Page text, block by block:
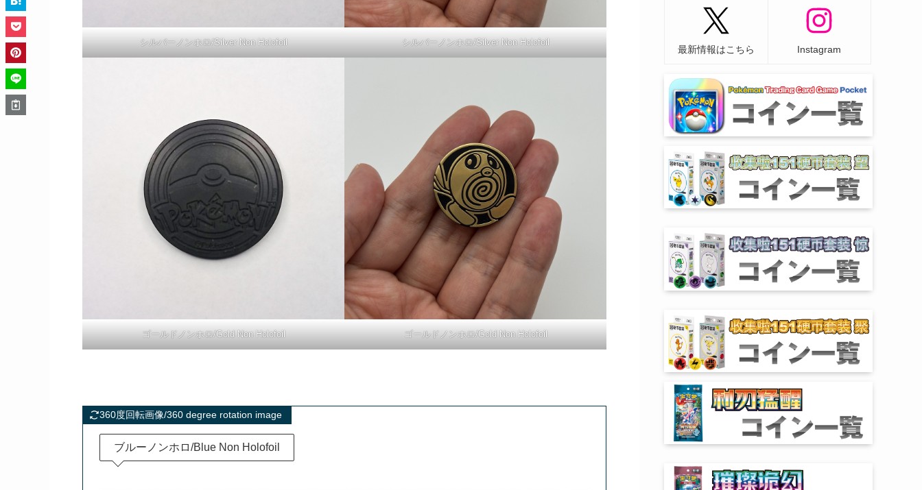
シルバーノンホロ/Silver Non Holofoil シルバーノンホロ/Silver Non Holofoil
ゴールドノンホロ/Gold Non Holofoil ゴールドノンホロ/Gold Non Holofoil
360度回転画像/360 degree rotation image
ブルーノンホロ/Blue Non Holofoil
最新情報はこちら Instagram